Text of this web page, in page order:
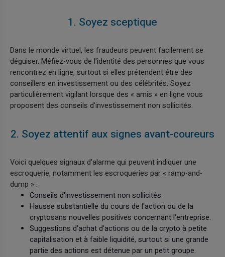
1. Soyez sceptique
Dans le monde virtuel, les fraudeurs peuvent facilement se
déguiser. Méfiez-vous de l'identité des personnes que vous
rencontrez en ligne, surtout si elles prétendent être des
conseillers en investissement ou des célébrités. Soyez
particulièrement vigilant lorsque des « amis » en ligne vous
proposent des conseils d'investissement non sollicités.
2. Soyez attentif aux signes avant-coureurs
Voici quelques signaux d'alarme qui peuvent indiquer une
escroquerie, notamment les escroqueries par « ramp-and-
dump » :
Conseils d'investissement non sollicités.
Hausse substantielle du cours de l'action ou de la
cryptosans nouvelles positives concernant l'entreprise.
Suggestions d'achat d'actions ou de la crypto à petite
capitalisation et à faible liquidité, surtout si une grande
partie des actions est détenue par un petit groupe.